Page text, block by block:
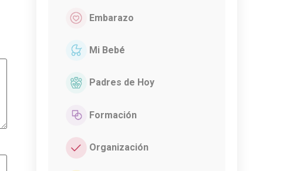
Embarazo
Mi Bebé
Padres de Hoy
Formación
Organización